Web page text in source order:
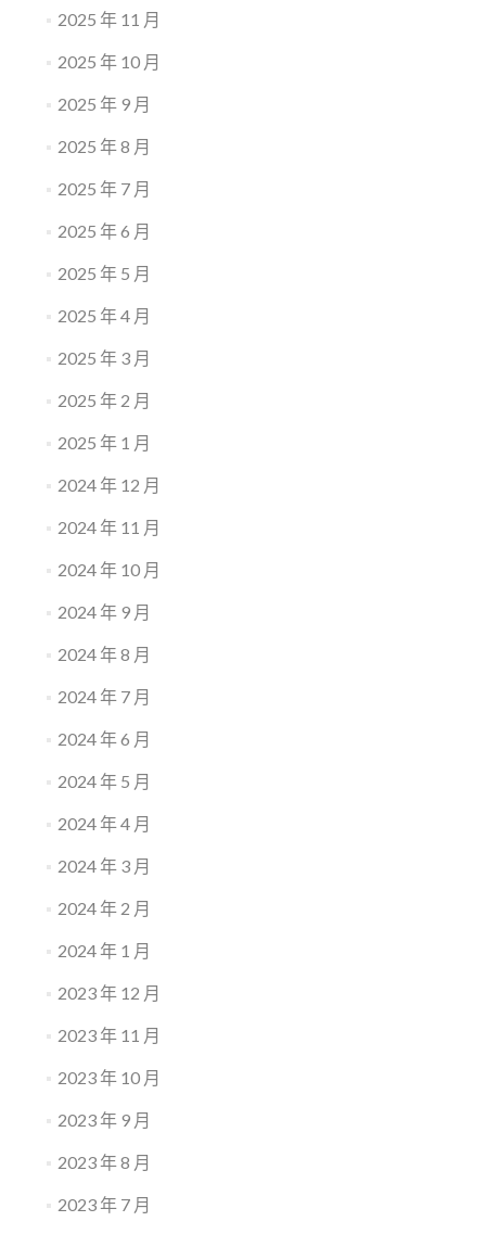
2025 年 11 月
2025 年 10 月
2025 年 9 月
2025 年 8 月
2025 年 7 月
2025 年 6 月
2025 年 5 月
2025 年 4 月
2025 年 3 月
2025 年 2 月
2025 年 1 月
2024 年 12 月
2024 年 11 月
2024 年 10 月
2024 年 9 月
2024 年 8 月
2024 年 7 月
2024 年 6 月
2024 年 5 月
2024 年 4 月
2024 年 3 月
2024 年 2 月
2024 年 1 月
2023 年 12 月
2023 年 11 月
2023 年 10 月
2023 年 9 月
2023 年 8 月
2023 年 7 月